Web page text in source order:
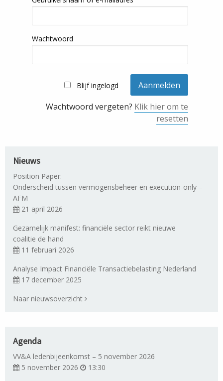
Wachtwoord
Blijf ingelogd
Wachtwoord vergeten? Klik hier om te
resetten
Nieuws
Position Paper:
Onderscheid tussen vermogensbeheer en execution-only –
AFM
21 april 2026
Gezamelijk manifest: financiële sector reikt nieuwe
coalitie de hand
11 februari 2026
Analyse Impact Financiële Transactiebelasting Nederland
17 december 2025
Naar nieuwsoverzicht
Agenda
VV&A ledenbijeenkomst – 5 november 2026
5 november 2026
13:30